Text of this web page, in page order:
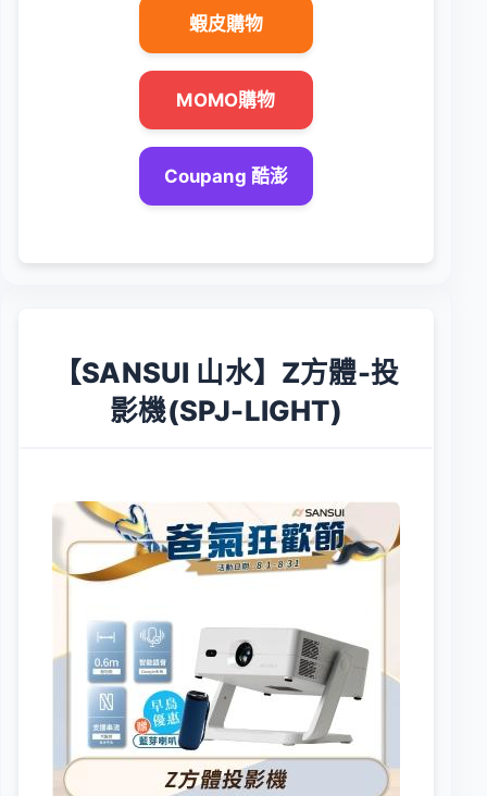
蝦皮購物
MOMO購物
Coupang 酷澎
【SANSUI 山水】Z方體-投
影機(SPJ-LIGHT)